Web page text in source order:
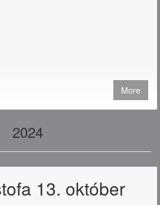
More
2024
13. október